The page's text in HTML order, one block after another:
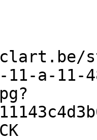
11-a-11-